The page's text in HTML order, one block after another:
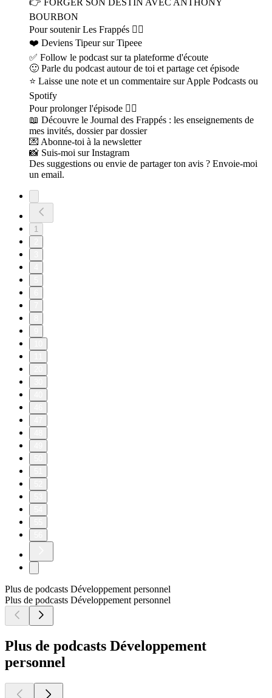
👉 FORGER SON DESTIN AVEC ANTHONY
BOURBON
Pour soutenir Les Frappés 👇🏼
❤️ Deviens Tipeur sur Tipeee
✅ Follow le podcast sur ta plateforme d'écoute
🙂 Parle du podcast autour de toi et partage cet épisode
⭐️ Laisse une note et un commentaire sur Apple Podcasts ou
Spotify
Pour prolonger l'épisode 👇🏼
📖 Découvre le Journal des Frappés : les enseignements de
mes invités, dossier par dossier
💌 Abonne-toi à la newsletter
📸 Suis-moi sur Instagram
Des suggestions ou envie de partager ton avis ? Envoie-moi
un email.
1
Plus de podcasts Développement personnel
Plus de podcasts Développement personnel
Plus de podcasts Développement
personnel